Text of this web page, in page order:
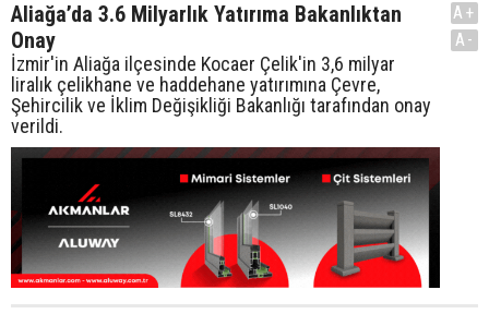
Aliağa’da 3.6 Milyarlık Yatırıma Bakanlıktan
Onay
İzmir'in Aliağa ilçesinde Kocaer Çelik'in 3,6 milyar
liralık çelikhane ve haddehane yatırımına Çevre,
Şehircilik ve İklim Değişikliği Bakanlığı tarafından onay
verildi.
A+
A-